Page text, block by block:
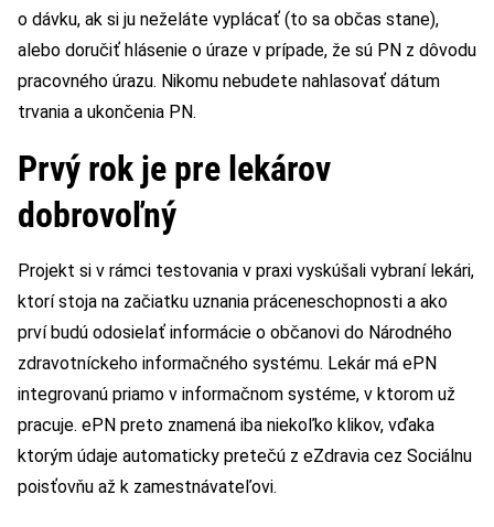
o dávku, ak si ju neželáte vyplácať (to sa občas stane),
alebo doručiť hlásenie o úraze v prípade, že sú PN z dôvodu
pracovného úrazu. Nikomu nebudete nahlasovať dátum
trvania a ukončenia PN.
Prvý rok je pre lekárov
dobrovoľný
Projekt si v rámci testovania v praxi vyskúšali vybraní lekári,
ktorí stoja na začiatku uznania práceneschopnosti a ako
prví budú odosielať informácie o občanovi do Národného
zdravotníckeho informačného systému. Lekár má ePN
integrovanú priamo v informačnom systéme, v ktorom už
pracuje. ePN preto znamená iba niekoľko klikov, vďaka
ktorým údaje automaticky pretečú z eZdravia cez Sociálnu
poisťovňu až k zamestnávateľovi.